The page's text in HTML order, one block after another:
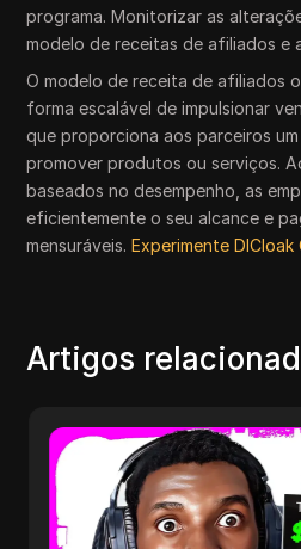
programa. Monitorizar as
modelo de receitas de afiliados e
O modelo de receita de afiliados
forma escalável de impulsionar
que proporciona aos parceiros
promover produtos ou serviços.
baseados no desempenho, as
eficientemente o seu alcance e
mensuráveis.Experimente DICloak
Artigos